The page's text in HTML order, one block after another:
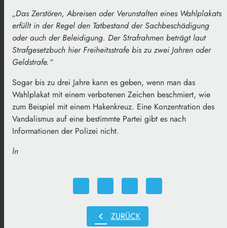
„Das Zerstören, Abreisen oder Verunstalten eines Wahlplakats
erfüllt in der Regel den Tatbestand der Sachbeschädigung
oder auch der Beleidigung. Der Strafrahmen beträgt laut
Strafgesetzbuch hier Freiheitsstrafe bis zu zwei Jahren oder
Geldstrafe.“
Sogar bis zu drei Jahre kann es geben, wenn man das
Wahlplakat mit einem verbotenen Zeichen beschmiert, wie
zum Beispiel mit einem Hakenkreuz. Eine Konzentration des
Vandalismus auf eine bestimmte Partei gibt es nach
Informationen der Polizei nicht.
ln
chevron_left ZURÜCK